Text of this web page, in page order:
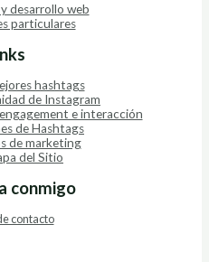
desarrollo web
particulares
hashtags
de Instagram
e interacción
de Hashtags
de marketing
del Sitio
conmigo
contacto